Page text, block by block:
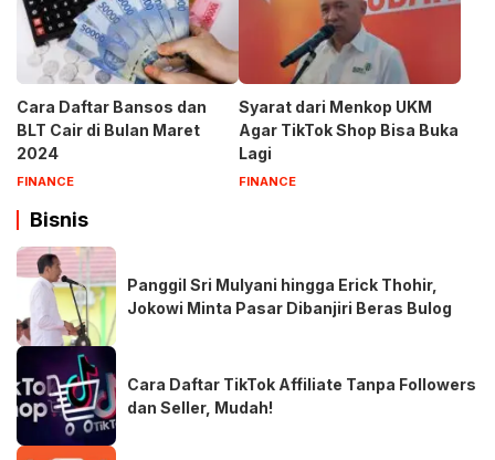
Cara Daftar Bansos dan
BLT Cair di Bulan Maret
2024
FINANCE
Syarat dari Menkop UKM
Agar TikTok Shop Bisa Buka
Lagi
FINANCE
Bisnis
Panggil Sri Mulyani hingga Erick Thohir,
Jokowi Minta Pasar Dibanjiri Beras Bulog
Cara Daftar TikTok Affiliate Tanpa Followers
dan Seller, Mudah!